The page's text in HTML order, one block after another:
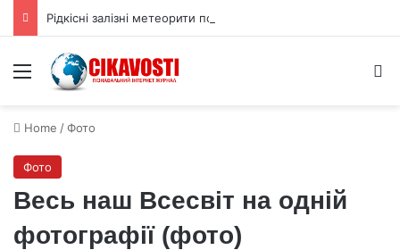
Menu
Home /Фото
Фото
Весь наш Всесвіт на одній
фотографії (фото)